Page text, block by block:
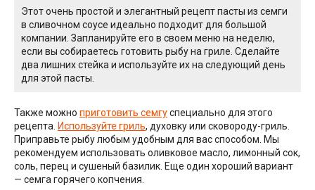
Этот очень простой и элегантный рецепт пасты из семги
в сливочном соусе идеально подходит для большой
компании. Запланируйте его в своем меню на неделю,
если вы собираетесь готовить рыбу на гриле. Сделайте
два лишних стейка и используйте их на следующий день
для этой пасты.
Также можно приготовить семгуспециально для этого
рецепта. Используйте гриль, духовку или сковороду-гриль.
Приправьте рыбу любым удобным для вас способом. Мы
рекомендуем использовать оливковое масло, лимонный сок,
соль, перец и сушеный базилик. Еще один хороший вариант
— семга горячего копчения.